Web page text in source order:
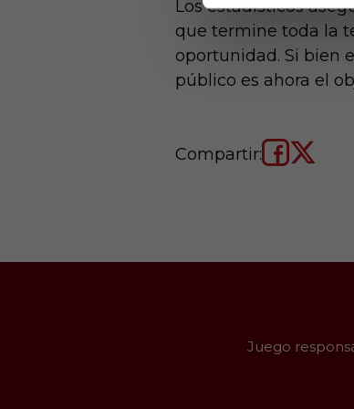
Los estadísticos
que termine toda la
oportunidad. Si bien
público es ahora el
Compartir:
Juego